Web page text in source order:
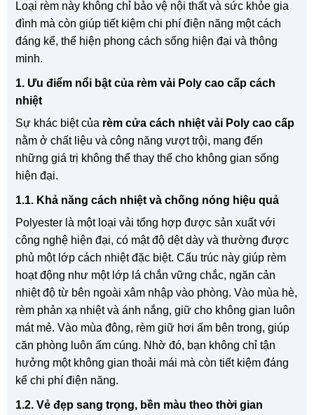
Loại rèm này không chỉ bảo vệ nội thất và sức khỏe gia
đình mà còn giúp tiết kiệm chi phí điện năng một cách
đáng kể, thể hiện phong cách sống hiện đại và thông
minh.
1. Ưu điểm nổi bật của rèm vải Poly cao cấp cách
nhiệt
Sự khác biệt của rèm cửa cách nhiệt vải Poly cao cấp
nằm ở chất liệu và công năng vượt trội, mang đến
những giá trị không thể thay thế cho không gian sống
hiện đại.
1.1. Khả năng cách nhiệt và chống nóng hiệu quả
Polyester là một loại vải tổng hợp được sản xuất với
công nghệ hiện đại, có mật độ dệt dày và thường được
phủ một lớp cách nhiệt đặc biệt. Cấu trúc này giúp rèm
hoạt động như một lớp lá chắn vững chắc, ngăn cản
nhiệt độ từ bên ngoài xâm nhập vào phòng. Vào mùa hè,
rèm phản xạ nhiệt và ánh nắng, giữ cho không gian luôn
mát mẻ. Vào mùa đông, rèm giữ hơi ấm bên trong, giúp
căn phòng luôn ấm cúng. Nhờ đó, bạn không chỉ tận
hưởng một không gian thoải mái mà còn tiết kiệm đáng
kể chi phí điện năng.
1.2. Vẻ đẹp sang trọng, bền màu theo thời gian